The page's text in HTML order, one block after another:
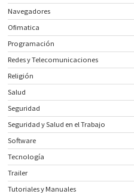
Navegadores
Ofimatica
Programación
Redes y Telecomunicaciones
Religión
Salud
Seguridad
Seguridad y Salud en el Trabajo
Software
Tecnología
Trailer
Tutoriales y Manuales